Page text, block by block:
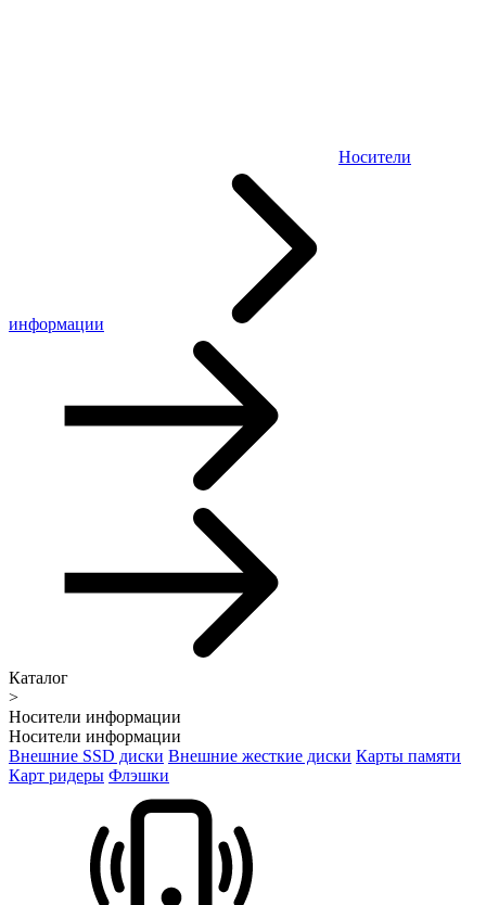
Носители
информации
Каталог
>
Носители информации
Носители информации
Внешние SSD диски Внешние жесткие диски Карты памяти
Карт ридеры Флэшки